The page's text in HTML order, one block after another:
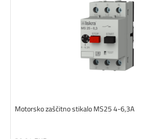
Motorsko zaščitno stikalo MS25 4-6,3A